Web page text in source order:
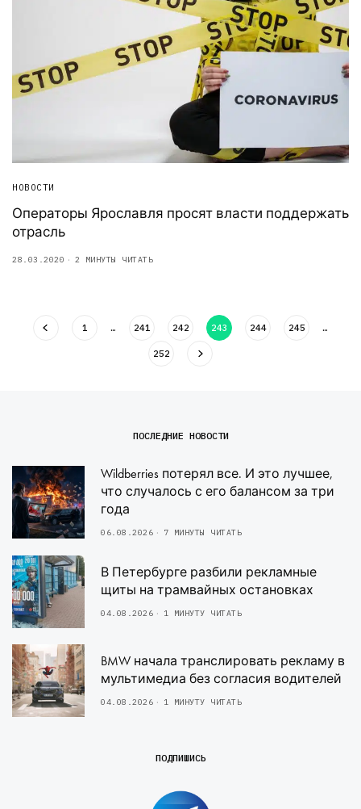
НОВОСТИ
Операторы Ярославля просят власти поддержать
отрасль
28.03.2020 2 МИНУТЫ ЧИТАТЬ
1 … 241 242 243 244 245 …
252
ПОСЛЕДНИЕ НОВОСТИ
Wildberries потерял все. И это лучшее,
что случалось с его балансом за три
года
06.08.2026 7 МИНУТЫ ЧИТАТЬ
В Петербурге разбили рекламные
щиты на трамвайных остановках
04.08.2026 1 МИНУТУ ЧИТАТЬ
BMW начала транслировать рекламу в
мультимедиа без согласия водителей
04.08.2026 1 МИНУТУ ЧИТАТЬ
ПОДПИШИСЬ